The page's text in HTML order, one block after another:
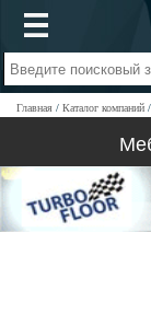
Главная Каталог компаний